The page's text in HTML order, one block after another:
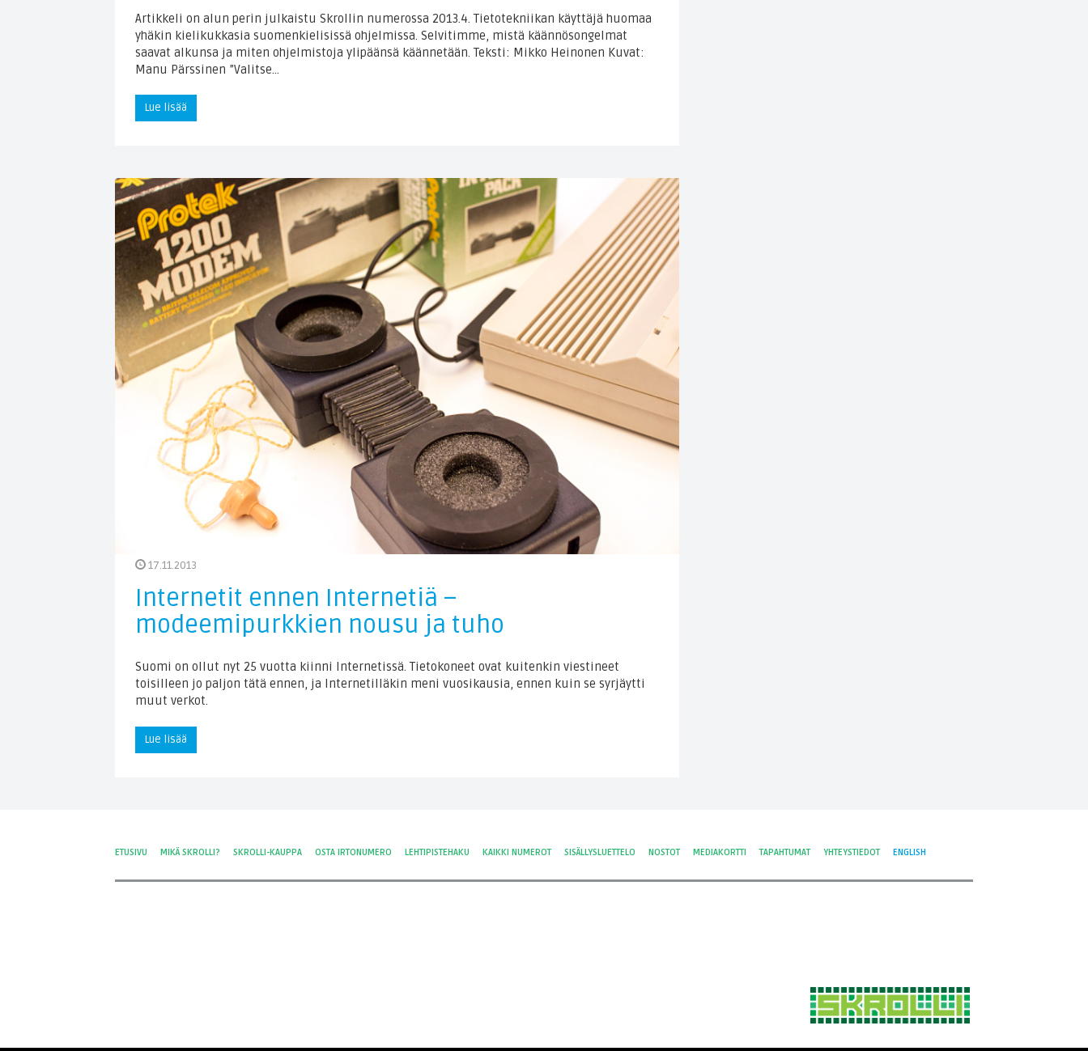
Artikkeli on alun perin julkaistu Skrollin numerossa 2013.4. Tietotekniikan käyttäjä huomaa
yhäkin kielikukkasia suomenkielisissä ohjelmissa. Selvitimme, mistä käännösongelmat
saavat alkunsa ja miten ohjelmistoja ylipäänsä käännetään. Teksti: Mikko Heinonen Kuvat:
Manu Pärssinen ”Valitse…
Lue lisää
17.11.2013
Internetit ennen Internetiä –
modeemipurkkien nousu ja tuho
Suomi on ollut nyt 25 vuotta kiinni Internetissä. Tietokoneet ovat kuitenkin viestineet
toisilleen jo paljon tätä ennen, ja Internetilläkin meni vuosikausia, ennen kuin se syrjäytti
muut verkot.
Lue lisää
ETUSIVU MIKÄ SKROLLI? SKROLLI-KAUPPA OSTA IRTONUMERO LEHTIPISTEHAKU KAIKKI NUMEROT SISÄLLYSLUETTELO NOSTOT MEDIAKORTTI TAPAHTUMAT YHTEYSTIEDOT ENGLISH